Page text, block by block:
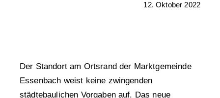
12. Oktober 2022
Der Standort am Ortsrand der Marktgemeinde
Essenbach weist keine zwingenden
städtebaulichen Vorgaben auf. Das neue